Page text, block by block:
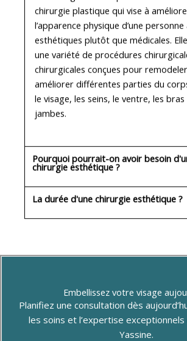
chirurgie plastique qui vise à
l’apparence physique d’une
esthétiques plutôt que médicales.
une variété de procédures
chirurgicales conçues pour
améliorer différentes parties du
le visage, les seins, le ventre, les bras
jambes.
Pourquoi pourrait-on avoir besoin
chirurgie esthétique ?
La durée d'une chirurgie esthétique ?
Embellissez votre visage
Planifiez une consultation dès
les soins et l’expertise exceptionnels
Yassine.